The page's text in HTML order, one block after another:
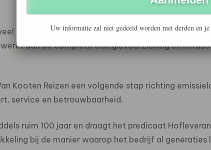
meer dan alleen een nieuwe touringcar,” aldus
aan de complete energievoorziening en
Kooten Reizen een volgende stap richting
service en betrouwbaarheid.
ruim 100 jaar en draagt het predicaat
bij de manier waarop het bedrijf al generaties
Uw informatie zal niet gedeeld worden met derden en